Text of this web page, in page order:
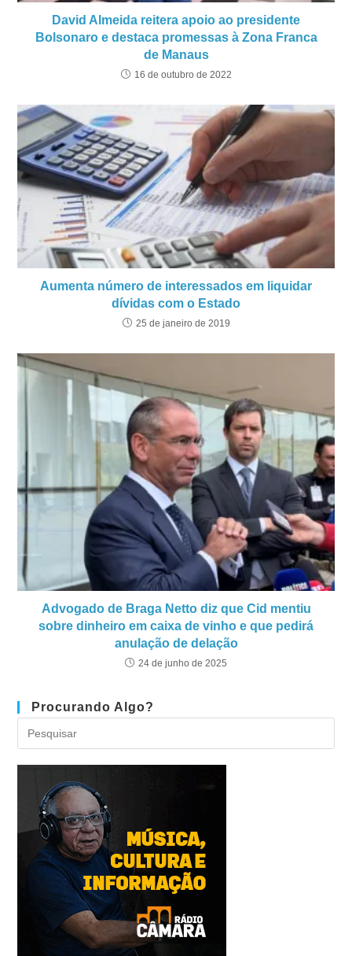
David Almeida reitera apoio ao presidente
Bolsonaro e destaca promessas à Zona Franca
de Manaus
16 de outubro de 2022
Aumenta número de interessados em liquidar
dívidas com o Estado
25 de janeiro de 2019
Advogado de Braga Netto diz que Cid mentiu
sobre dinheiro em caixa de vinho e que pedirá
anulação de delação
24 de junho de 2025
Procurando Algo?